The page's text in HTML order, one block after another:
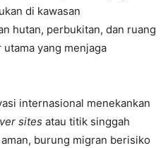
di kawasan
hutan, perbukitan, dan ruang
yang menjaga
internasional menekankan
sites atau titik singgah
burung migran berisiko